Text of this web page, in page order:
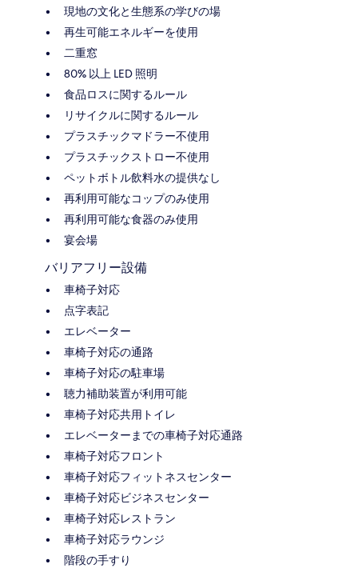
現地の文化と生態系の学びの場
再生可能エネルギーを使用
二重窓
80% 以上 LED 照明
食品ロスに関するルール
リサイクルに関するルール
プラスチックマドラー不使用
プラスチックストロー不使用
ペットボトル飲料水の提供なし
再利用可能なコップのみ使用
再利用可能な食器のみ使用
宴会場
バリアフリー設備
車椅子対応
点字表記
エレベーター
車椅子対応の通路
車椅子対応の駐車場
聴力補助装置が利用可能
車椅子対応共用トイレ
エレベーターまでの車椅子対応通路
車椅子対応フロント
車椅子対応フィットネスセンター
車椅子対応ビジネスセンター
車椅子対応レストラン
車椅子対応ラウンジ
階段の手すり